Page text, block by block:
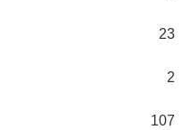
23
2
107